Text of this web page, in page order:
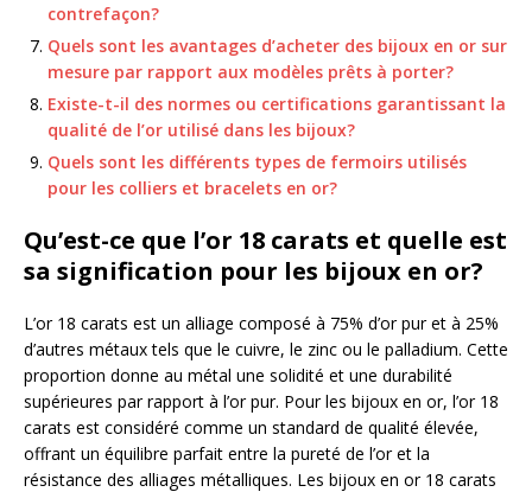
contrefaçon?
Quels sont les avantages d’acheter des bijoux en or sur
mesure par rapport aux modèles prêts à porter?
Existe-t-il des normes ou certifications garantissant la
qualité de l’or utilisé dans les bijoux?
Quels sont les différents types de fermoirs utilisés
pour les colliers et bracelets en or?
Qu’est-ce que l’or 18 carats et quelle est
sa signification pour les bijoux en or?
L’or 18 carats est un alliage composé à 75% d’or pur et à 25%
d’autres métaux tels que le cuivre, le zinc ou le palladium. Cette
proportion donne au métal une solidité et une durabilité
supérieures par rapport à l’or pur. Pour les bijoux en or, l’or 18
carats est considéré comme un standard de qualité élevée,
offrant un équilibre parfait entre la pureté de l’or et la
résistance des alliages métalliques. Les bijoux en or 18 carats